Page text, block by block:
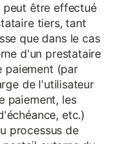
peut être effectué
tiers, tant
que dans le cas
d'un prestataire
paiement (par
de l'utilisateur
paiement, les
etc.)
processus de